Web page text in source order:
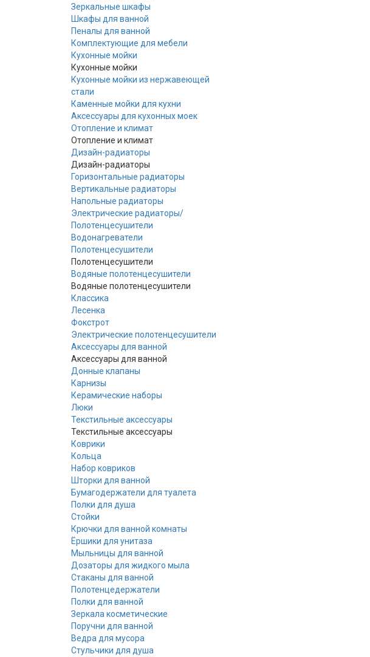
Зеркальные шкафы
Шкафы для ванной
Пеналы для ванной
Комплектующие для мебели
Кухонные мойки
Кухонные мойки
Кухонные мойки из нержавеющей
стали
Каменные мойки для кухни
Аксессуары для кухонных моек
Отопление и климат
Отопление и климат
Дизайн-радиаторы
Дизайн-радиаторы
Горизонтальные радиаторы
Вертикальные радиаторы
Напольные радиаторы
Электрические радиаторы/
Полотенцесушители
Водонагреватели
Полотенцесушители
Полотенцесушители
Водяные полотенцесушители
Водяные полотенцесушители
Классика
Лесенка
Фокстрот
Электрические полотенцесушители
Аксессуары для ванной
Аксессуары для ванной
Донные клапаны
Карнизы
Керамические наборы
Люки
Текстильные аксессуары
Текстильные аксессуары
Коврики
Кольца
Набор ковриков
Шторки для ванной
Бумагодержатели для туалета
Полки для душа
Стойки
Крючки для ванной комнаты
Ёршики для унитаза
Мыльницы для ванной
Дозаторы для жидкого мыла
Стаканы для ванной
Полотенцедержатели
Полки для ванной
Зеркала косметические
Поручни для ванной
Ведра для мусора
Стульчики для душа